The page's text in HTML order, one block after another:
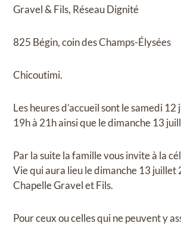
Gravel & Fils, Réseau Dignité
825 Bégin, coin des Champs-Élysées
Chicoutimi.
Les heures d’accueil sont le samedi
19h à 21h ainsi que le dimanche 13
Par la suite la famille vous invite à la
Vie qui aura lieu le dimanche 13 juillet
Chapelle Gravel et Fils.
Pour ceux ou celles qui ne peuvent y